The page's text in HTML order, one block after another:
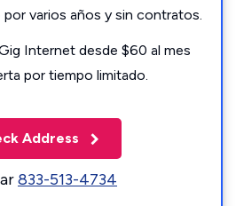
varios años y sin contratos.
Internet desde $60 al mes
por tiempo limitado.
Address
833-513-4734